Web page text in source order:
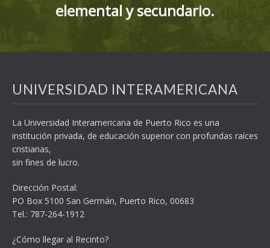
elemental y secundario.
UNIVERSIDAD INTERAMERICANA
La Universidad Interamericana de Puerto Rico es una
institución privada, de educación superior con profundas raíces
cristianas,
sin fines de lucro.
Dirección Postal:
PO Box 5100 San Germán, Puerto Rico, 00683
Tel.: 787-264-1912
¿Cómo llegar al Recinto?